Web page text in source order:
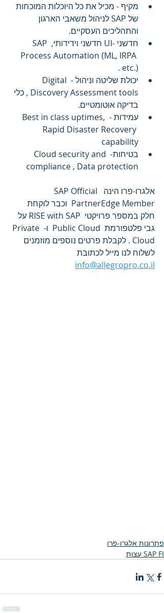
מקיף - מכיל את כל היוכלות המוכחות
של SAP לניהול משאבי הארגון
והתהליכים העסקיים.
חדשני -UI חדשני וידידותי, SAP
Process Automation (ML, IRPA
etc.) .
יכולת שליטה וניהול - Digital
Discovery Assessment tools , כלי
בדיקה אוטומטיים.
עמידות - Best in class uptimes,
Rapid Disaster Recovery
capability
בטיחות- Cloud security and
compliance , Data protection
אלגרו-פרו הינה  SAP Official
PartnerEdge Member  וכבר לוקחת
חלק במספר פרויקטי  RISE with SAP על
גבי פלטפורמת  Public Cloud  ו- Private
Cloud . לקבלת פרטים נוספים מוזמנים
לשלוח לנו מייל לכתובת
info@allegropro.co.il
פתרונות אלגרו-פרו
SAP FI עצות